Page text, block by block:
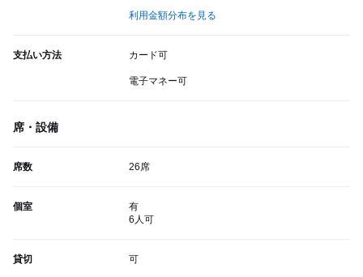
利用金額分布を見る
支払い方法 カード可
電子マネー可
席・設備
席数 26席
個室
有
6人可
貸切 可